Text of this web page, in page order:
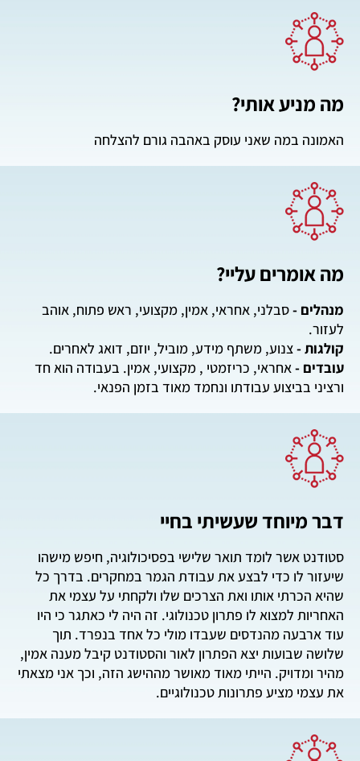
מה מניע אותי?
האמונה במה שאני עוסק באהבה גורם להצלחה
מה אומרים עליי?
מנהלים -סבלני, אחראי, אמין, מקצועי, ראש פתוח, אוהב
לעזור.
קולגות -צנוע, משתף מידע, מוביל, יוזם, דואג לאחרים.
עובדים -אחראי, כריזמטי , מקצועי, אמין. בעבודה הוא חד
ורציני בביצוע עבודתו ונחמד מאוד בזמן הפנאי.
דבר מיוחד שעשיתי בחיי
סטודנט אשר לומד תואר שלישי בפסיכולוגיה, חיפש מישהו
שיעזור לו כדי לבצע את עבודת הגמר במחקרים. בדרך כל
שהיא הכרתי אותו ואת הצרכים שלו ולקחתי על עצמי את
האחריות למצוא לו פתרון טכנולוגי. זה היה לי כאתגר כי היו
עוד ארבעה מהנדסים שעבדו מולי כל אחד בנפרד. תוך
שלושה שבועות יצא הפתרון לאור והסטודנט קיבל מענה אמין,
מהיר ומדויק. הייתי מאוד מאושר מההישג הזה, וכך אני מצאתי
את עצמי מציע פתרונות טכנולוגיים.